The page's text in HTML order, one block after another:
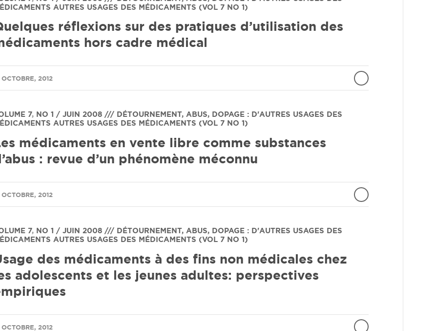
AUTRES USAGES DES MÉDICAMENTS (VOL 7 NO 1)
réflexions sur des pratiques d’utilisation des
hors cadre médical
OCTOBRE, 2012
7, NO 1 / JUIN 2008 /// DÉTOURNEMENT, ABUS, DOPAGE : D'AUTRES USAGES DES
AUTRES USAGES DES MÉDICAMENTS (VOL 7 NO 1)
médicaments en vente libre comme substances
: revue d’un phénomène méconnu
OCTOBRE, 2012
7, NO 1 / JUIN 2008 /// DÉTOURNEMENT, ABUS, DOPAGE : D'AUTRES USAGES DES
AUTRES USAGES DES MÉDICAMENTS (VOL 7 NO 1)
des médicaments à des fins non médicales chez
adolescents et les jeunes adultes: perspectives
OCTOBRE, 2012